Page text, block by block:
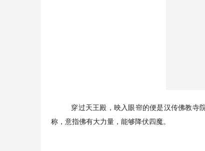
穿过天王殿，映入眼帘的便是汉传佛教寺
称，意指佛有大力量，能够降伏四魔。